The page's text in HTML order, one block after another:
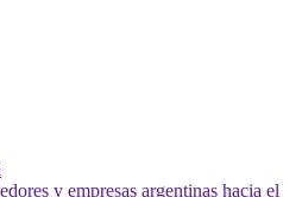
y empresas argentinas hacia el